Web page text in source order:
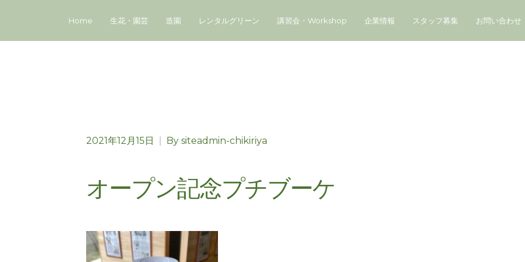
Home 生花・園芸 造園 レンタルグリーン 講習会・Workshop 企業情報 スタッフ募集 お問い合わせ
2021年12月15日 By siteadmin-chikiriya
オープン記念プチブーケ